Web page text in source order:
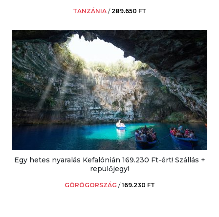
TANZÁNIA /289.650 FT
Egy hetes nyaralás Kefalónián 169.230 Ft-ért! Szállás +
repülőjegy!
GÖRÖGORSZÁG /169.230 FT